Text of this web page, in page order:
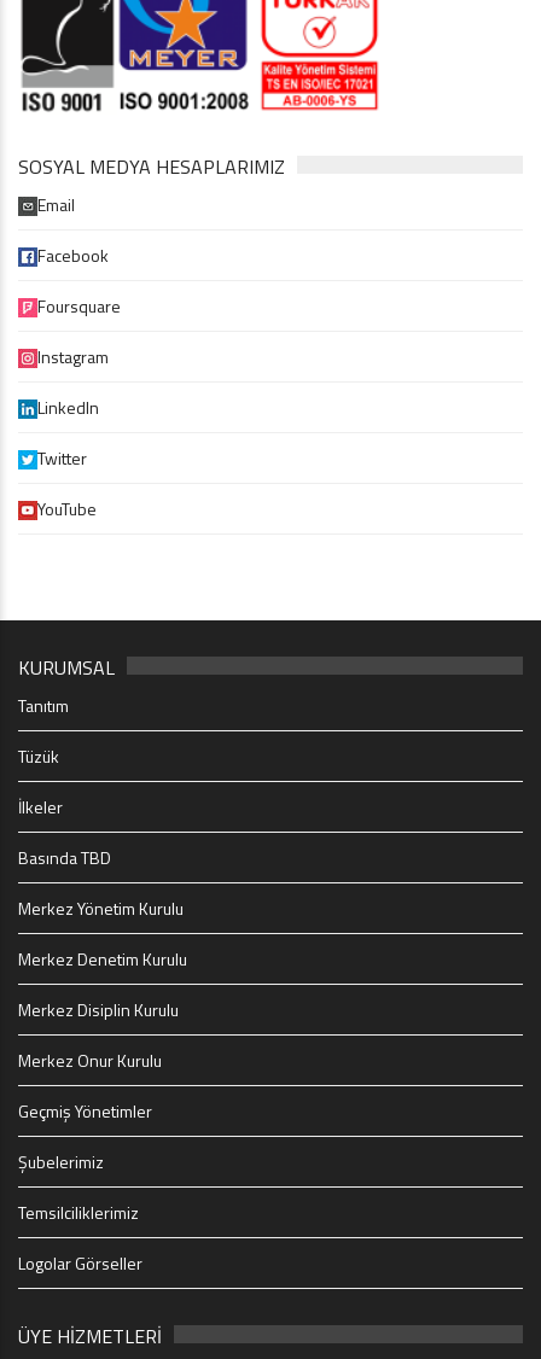
SOSYAL MEDYA HESAPLARIMIZ
Email
Facebook
Foursquare
Instagram
LinkedIn
Twitter
YouTube
KURUMSAL
Tanıtım
Tüzük
İlkeler
Basında TBD
Merkez Yönetim Kurulu
Merkez Denetim Kurulu
Merkez Disiplin Kurulu
Merkez Onur Kurulu
Geçmiş Yönetimler
Şubelerimiz
Temsilciliklerimiz
Logolar Görseller
ÜYE HİZMETLERİ